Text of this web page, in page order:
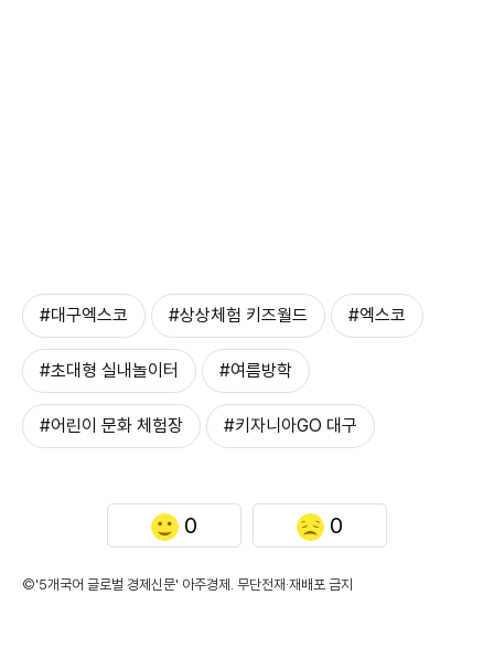
#대구엑스코 #상상체험 키즈월드 #엑스코
#초대형 실내놀이터 #여름방학
#어린이 문화 체험장 #키자니아GO 대구
0 0
©'5개국어 글로벌 경제신문' 아주경제. 무단전재·재배포 금지